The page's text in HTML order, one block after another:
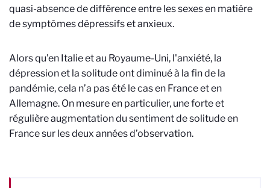
quasi-absence de différence entre les sexes en matière
de symptômes dépressifs et anxieux.
Alors qu'en Italie et au Royaume-Uni, l'anxiété, la
dépression et la solitude ont diminué à la fin de la
pandémie, cela n’a pas été le cas en France et en
Allemagne. On mesure en particulier, une forte et
régulière augmentation du sentiment de solitude en
France sur les deux années d’observation.